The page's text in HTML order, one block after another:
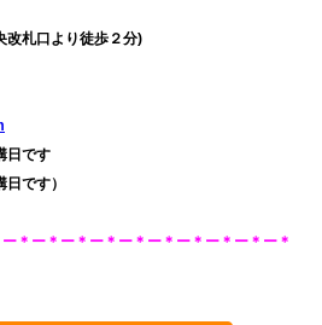
札口より徒歩２分)
日です
です）
＊ー＊ー＊ー＊ー＊ー＊ー＊ー＊ー＊ー＊